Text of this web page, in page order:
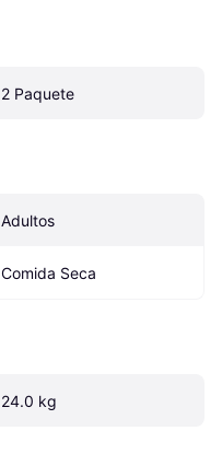
2 Paquete
Adultos
Comida Seca
24.0 kg